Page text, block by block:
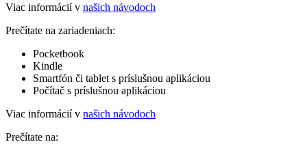
Viac informácií v našich návodoch
Prečítate na zariadeniach:
Pocketbook
Kindle
Smartfón či tablet s príslušnou aplikáciou
Počítač s príslušnou aplikáciou
Viac informácií v našich návodoch
Prečítate na: